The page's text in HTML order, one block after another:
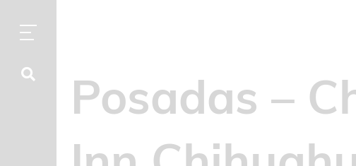
Posadas –